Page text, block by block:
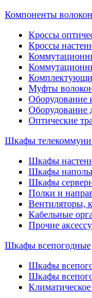
Компоненты
Кроссы
Кроссы
Муфты
Оборудование
Оборудование
Оптические
Шкафы
Шкафы
Шкафы
Шкафы
Полки и
Вентиляторы,
Кабельные
Прочие
Шкафы всепогодные
Шкафы
Шкафы